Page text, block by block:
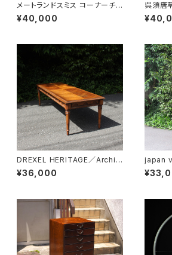
メートランドスミス コーナーチェ
ア
¥40,000
呉須唐
DREXEL HERITAGE／Archit
ectual Low Table
¥36,000
japan